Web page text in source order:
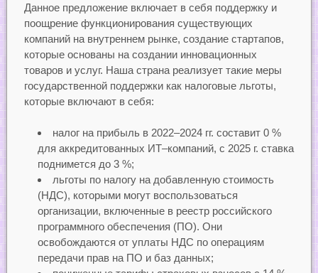
Данное предложение включает в себя поддержку и
поощрение функционирования существующих
компаний на внутреннем рынке, создание стартапов,
которые основаны на создании инновационных
товаров и услуг. Наша страна реализует такие меры
государственной поддержки как налоговые льготы,
которые включают в себя:
налог на прибыль в 2022–2024 гг. составит 0 %
для аккредитованных ИТ–компаний, с 2025 г. ставка
поднимется до 3 %;
льготы по налогу на добавленную стоимость
(НДС), которыми могут воспользоваться
организации, включенные в реестр российского
программного обеспечения (ПО). Они
освобождаются от уплаты НДС по операциям
передачи прав на ПО и баз данных;